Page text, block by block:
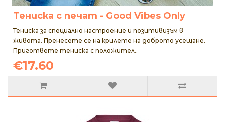
Тениска с печат - Good Vibes Only
Тениска за специално настроение и позитивизъм в
живота. Пренесете се на крилете на доброто усещане.
Пригответе тениска с положител..
€17.60